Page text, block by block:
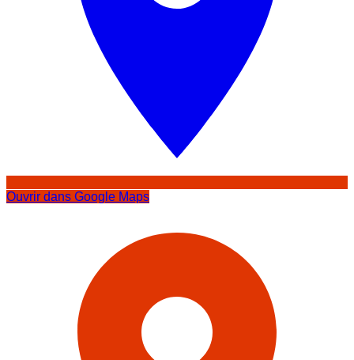
Ouvrir dans Google Maps